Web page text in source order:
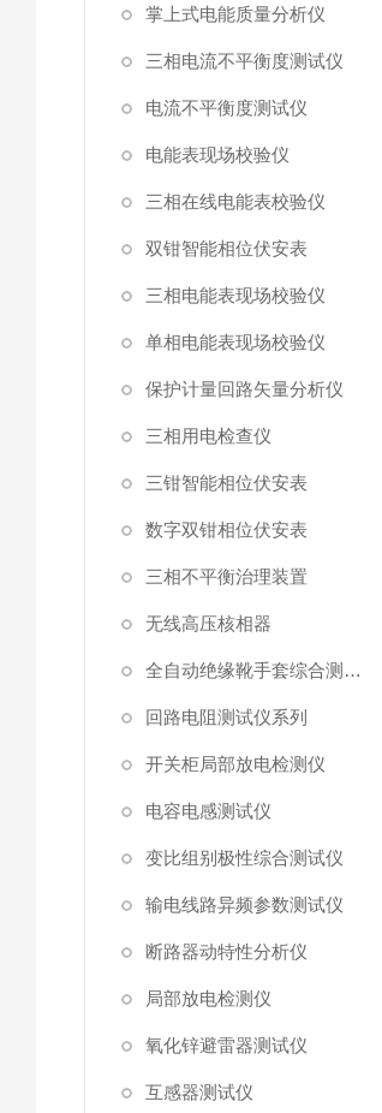
掌上式电能质量分析仪
三相电流不平衡度测试仪
电流不平衡度测试仪
电能表现场校验仪
三相在线电能表校验仪
双钳智能相位伏安表
三相电能表现场校验仪
单相电能表现场校验仪
保护计量回路矢量分析仪
三相用电检查仪
三钳智能相位伏安表
数字双钳相位伏安表
三相不平衡治理装置
无线高压核相器
全自动绝缘靴手套综合测试仪
回路电阻测试仪系列
开关柜局部放电检测仪
电容电感测试仪
变比组别极性综合测试仪
输电线路异频参数测试仪
断路器动特性分析仪
局部放电检测仪
氧化锌避雷器测试仪
互感器测试仪